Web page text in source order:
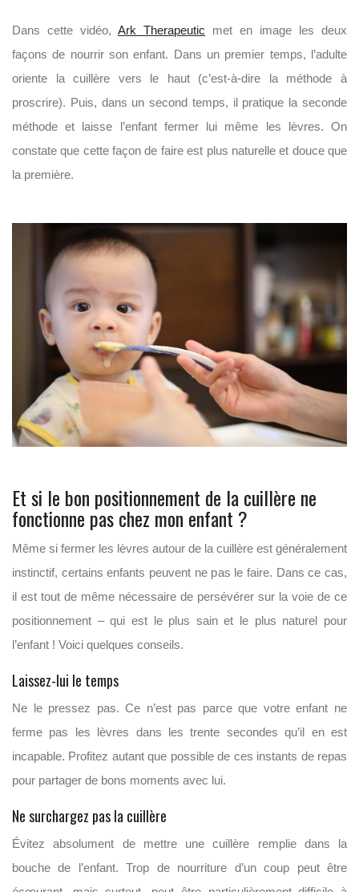
Dans cette vidéo, Ark Therapeutic met en image les deux
façons de nourrir son enfant. Dans un premier temps, l’adulte
oriente la cuillère vers le haut (c’est-à-dire la méthode à
proscrire). Puis, dans un second temps, il pratique la seconde
méthode et laisse l’enfant fermer lui même les lèvres. On
constate que cette façon de faire est plus naturelle et douce que
la première.
Et si le bon positionnement de la cuillère ne
fonctionne pas chez mon enfant ?
Même si fermer les lèvres autour de la cuillère est généralement
instinctif, certains enfants peuvent ne pas le faire. Dans ce cas,
il est tout de même nécessaire de persévérer sur la voie de ce
positionnement – qui est le plus sain et le plus naturel pour
l’enfant ! Voici quelques conseils.
Laissez-lui le temps
Ne le pressez pas. Ce n’est pas parce que votre enfant ne
ferme pas les lèvres dans les trente secondes qu’il en est
incapable. Profitez autant que possible de ces instants de repas
pour partager de bons moments avec lui.
Ne surchargez pas la cuillère
Évitez absolument de mettre une cuillère remplie dans la
bouche de l’enfant. Trop de nourriture d’un coup peut être